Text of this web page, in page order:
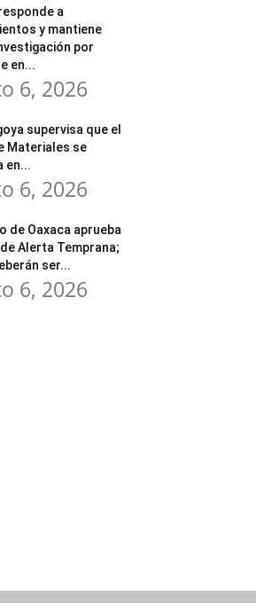
a
y mantiene
por
en...
6, 2026
supervisa que el
Materiales se
en...
6, 2026
de Oaxaca aprueba
Alerta Temprana;
ser...
6, 2026